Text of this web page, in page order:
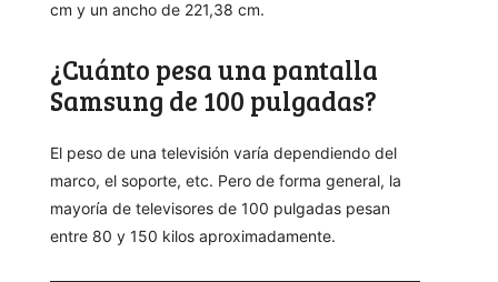
cm y un ancho de 221,38 cm.
¿Cuánto pesa una pantalla
Samsung de 100 pulgadas?
El peso de una televisión varía dependiendo del
marco, el soporte, etc. Pero de forma general, la
mayoría de televisores de 100 pulgadas pesan
entre 80 y 150 kilos aproximadamente.